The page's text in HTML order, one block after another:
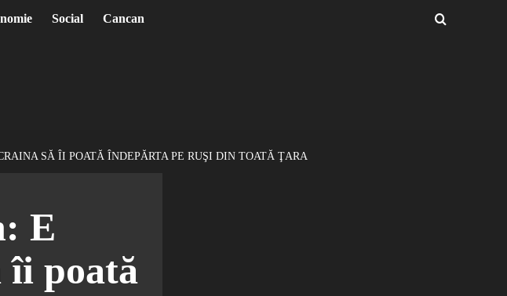
Social Cancan
SĂ ÎI POATĂ ÎNDEPĂRTA PE RUŞI DIN TOATĂ ŢARA
E
îi poată